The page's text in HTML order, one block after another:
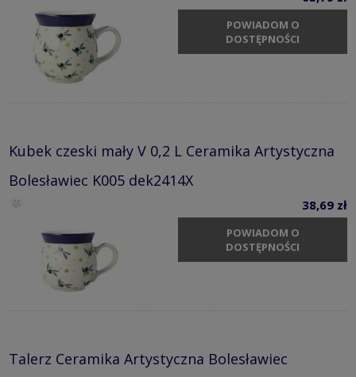
POWIADOM O
DOSTĘPNOŚCI
Kubek czeski mały V 0,2 L Ceramika Artystyczna
Bolesławiec K005 dek2414X
38,69 zł
POWIADOM O
DOSTĘPNOŚCI
Talerz Ceramika Artystyczna Bolesławiec